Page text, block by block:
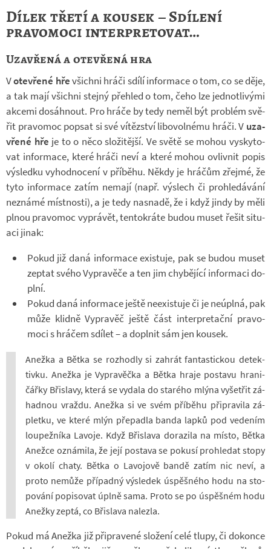
Dílek třetí a kousek – Sdílení
pravomoci interpretovat…
Uzavřená a otevřená hra
Vote­vřené hřevšichni hráči sdílí in­for­mace o tom, co se děje,
a tak mají všichni stejný pře­hled o tom, čeho lze jed­not­li­vými
ak­cemi do­sáh­nout. Pro hráče by tedy neměl být pro­blém svě­
řit pra­vo­moc po­psat si své ví­těz­ství li­bo­vol­nému hráči. V uza­
vřené hře je to o něco slo­ži­tější. Ve světě se mohou vy­sky­to­
vat in­for­mace, které hráči neví a které mohou ovliv­nit popis
vý­sledku vy­hod­no­cení v pří­běhu. Někdy je hrá­čům zřejmé, že
tyto in­for­mace zatím ne­mají (např. vý­slech či pro­hle­dá­vání
ne­známé míst­nosti), a je tedy na­snadě, že i když jindy by měli
plnou pra­vo­moc vy­prá­vět, ten­to­kráte budou muset řešit si­tu­
aci jinak:
Pokud již daná in­for­mace exis­tuje, pak se budou muset
ze­ptat svého Vy­pra­věče a ten jim chy­bě­jící in­for­maci do­
plní.
Pokud daná in­for­mace ještě ne­e­xis­tuje či je ne­ú­plná, pak
může klidně Vy­pra­věč ještě část in­ter­pre­tační pra­vo­
moci s hrá­čem sdí­let – a do­pl­nit sám jen kou­sek.
Anežka a Bětka se roz­hodly si za­hrát fan­tas­tic­kou de­tek­
tivku. Anežka je Vy­pra­věčka a Bětka hraje po­stavu hra­ni­
čářky Bři­slavy, která se vy­dala do starého mlýna vy­šet­řit zá­
had­nou vraždu. Anežka si ve svém pří­běhu při­pra­vila zá­
pletku, ve které mlýn pře­padla banda lapků pod ve­de­ním
lou­pež­níka La­voje. Když Bři­slava do­ra­zila na místo, Bětka
Anežce ozná­mila, že její po­stava se po­kusí pro­hle­dat stopy
v okolí chaty. Bětka o La­vo­jově bandě zatím nic neví, a
proto ne­může pří­padný vý­sle­dek úspěš­ného hodu na sto­
po­vání po­pi­so­vat úplně sama. Proto se po úspěš­ném hodu
Anežky zeptá, co Bři­slava na­lezla.
Pokud má Anežka již při­pra­vené slo­žení celé tlupy, či do­konce